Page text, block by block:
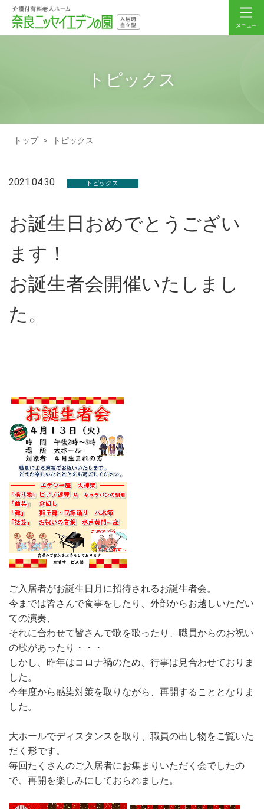
トピックス
トップ > トピックス
2021.04.30 トピックス
お誕生日おめでとうござい
ます！
お誕生者会開催いたしまし
た。
ご入居者がお誕生日月に招待されるお誕生者会。
今までは皆さんで食事をしたり、外部からお越しいただい
ての演奏、
それに合わせて皆さんで歌を歌ったり、職員からのお祝い
の歌があったり・・・
しかし、昨年はコロナ禍のため、行事は見合わせておりま
した。
今年度から感染対策を取りながら、再開することとなりま
した。
大ホールでディスタンスを取り、職員の出し物をご覧いた
だく形です。
毎回たくさんのご入居者にお集まりいただく会でしたの
で、再開を楽しみにしておられました。